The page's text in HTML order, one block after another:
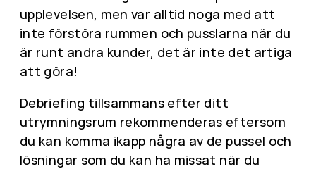
upplevelsen, men var alltid noga med att
inte förstöra rummen och pusslarna när du
är runt andra kunder, det är inte det artiga
att göra!
Debriefing tillsammans efter ditt
utrymningsrum rekommenderas eftersom
du kan komma ikapp några av de pussel och
lösningar som du kan ha missat när du